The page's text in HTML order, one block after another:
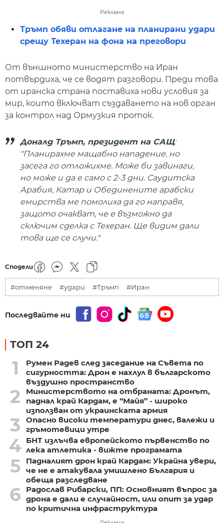
Реклама
Тръмп обяви отлагане на планирани удари
срещу Техеран на фона на преговори
От външното министерство на Иран
потвърдиха, че се водят разговори. Преди това
от иранска страна поставиха нови условия за
мир, които включват създаването на нов орган
за контрол над Ормузкия проток.
Доналд Тръмп, президент на САЩ:
"Планирахме мащабно нападение, но
засега го отложихме. Може би завинаги,
но може и да е само с 2-3 дни. Саудитска
Арабия, Катар и Обединените арабски
емирства ме помолиха да го направя,
защото очакват, че е възможно да
сключим сделка с Техеран. Ще видим дали
това ще се случи."
Сподели
#отменяне #удари #Тръмп #Иран
Последвайте ни
ТОП 24
1
Румен Радев след заседание на Съвета по
сигурността: Дрон е нахлул в българското
въздушно пространство
2
Министерството на отбраната: Дронът,
паднал край Кардам, е “Майя” - широко
използван от украинската армия
3
Опасно високи температури днес, валежи и
гръмотевици утре
4 БНТ излъчва европейското първенство по
лека атлетика - вижте програмата
5
Падналият дрон край Кардам: Украйна увери,
че не е атакувала умишлено България и
обеща разследване
6
Радослав Рибарски, ПП: Основният въпрос за
дрона е дали е случайност, или опит за удар
по критична инфраструктура